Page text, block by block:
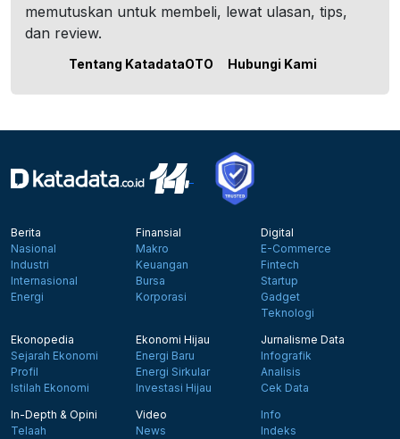
memutuskan untuk membeli, lewat ulasan, tips,
dan review.
Tentang KatadataOTO Hubungi Kami
Berita
Nasional
Industri
Internasional
Energi
Finansial
Makro
Keuangan
Bursa
Korporasi
Digital
E-Commerce
Fintech
Startup
Gadget
Teknologi
Ekonopedia
Sejarah Ekonomi
Profil
Istilah Ekonomi
Ekonomi Hijau
Energi Baru
Energi Sirkular
Investasi Hijau
Jurnalisme Data
Infografik
Analisis
Cek Data
In-Depth & Opini
Telaah
Video
News
Info
Indeks